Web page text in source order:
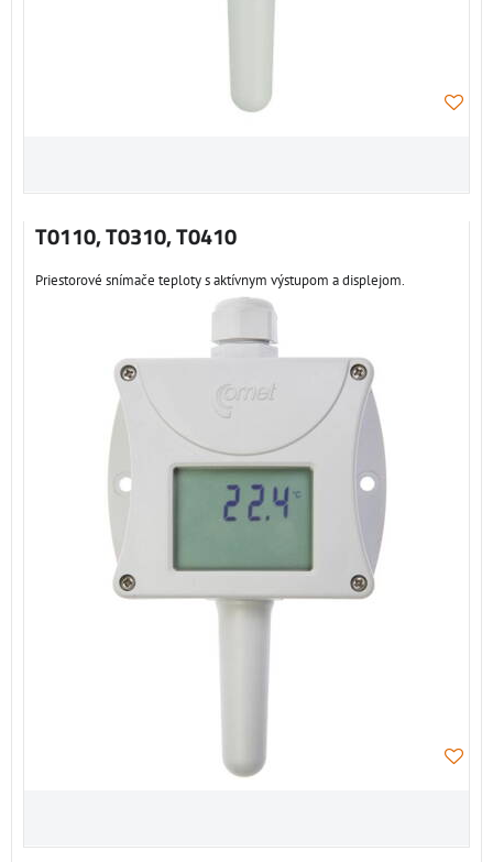
T0110, T0310, T0410
Priestorové snímače teploty s aktívnym výstupom a displejom.